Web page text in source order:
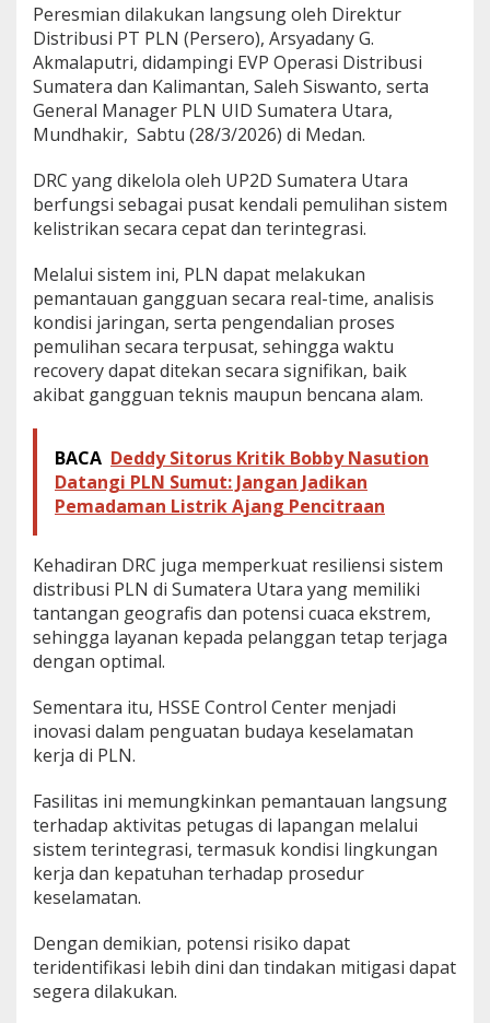
Peresmian dilakukan langsung oleh Direktur
Distribusi PT PLN (Persero), Arsyadany G.
Akmalaputri, didampingi EVP Operasi Distribusi
Sumatera dan Kalimantan, Saleh Siswanto, serta
General Manager PLN UID Sumatera Utara,
Mundhakir, Sabtu (28/3/2026) di Medan.
DRC yang dikelola oleh UP2D Sumatera Utara
berfungsi sebagai pusat kendali pemulihan sistem
kelistrikan secara cepat dan terintegrasi.
Melalui sistem ini, PLN dapat melakukan
pemantauan gangguan secara real-time, analisis
kondisi jaringan, serta pengendalian proses
pemulihan secara terpusat, sehingga waktu
recovery dapat ditekan secara signifikan, baik
akibat gangguan teknis maupun bencana alam.
BACA Deddy Sitorus Kritik Bobby Nasution
Datangi PLN Sumut: Jangan Jadikan
Pemadaman Listrik Ajang Pencitraan
Kehadiran DRC juga memperkuat resiliensi sistem
distribusi PLN di Sumatera Utara yang memiliki
tantangan geografis dan potensi cuaca ekstrem,
sehingga layanan kepada pelanggan tetap terjaga
dengan optimal.
Sementara itu, HSSE Control Center menjadi
inovasi dalam penguatan budaya keselamatan
kerja di PLN.
Fasilitas ini memungkinkan pemantauan langsung
terhadap aktivitas petugas di lapangan melalui
sistem terintegrasi, termasuk kondisi lingkungan
kerja dan kepatuhan terhadap prosedur
keselamatan.
Dengan demikian, potensi risiko dapat
teridentifikasi lebih dini dan tindakan mitigasi dapat
segera dilakukan.